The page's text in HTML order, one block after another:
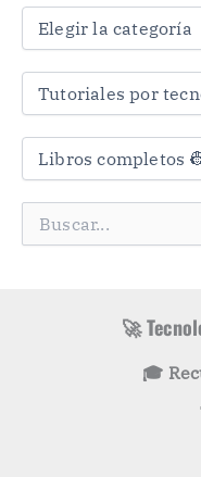
O
a
a
🚀
🎓